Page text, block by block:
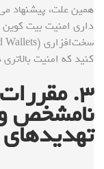
همین علت، پیشنهاد
داری امنیت بیت
کنید که امنیت بالاتری
۳.
نامشخص
تهدیدهای